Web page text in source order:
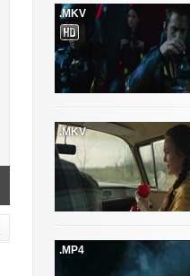
.MKV
.MKV
.MP4